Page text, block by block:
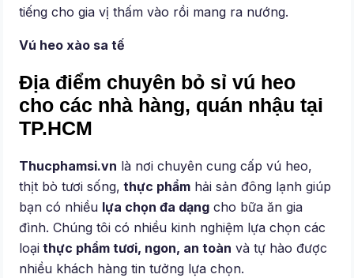
tiếng cho gia vị thấm vào rồi mang ra nướng.
Vú heo xào sa tế
Địa điểm chuyên bỏ sỉ vú heo
cho các nhà hàng, quán nhậu tại
TP.HCM
Thucphamsi.vn là nơi chuyên cung cấp vú heo,
thịt bò tươi sống, thực phẩm hải sản đông lạnh giúp
bạn có nhiều lựa chọn đa dạng cho bữa ăn gia
đình. Chúng tôi có nhiều kinh nghiệm lựa chọn các
loại thực phẩm tươi, ngon, an toàn và tự hào được
nhiều khách hàng tin tưởng lựa chọn.